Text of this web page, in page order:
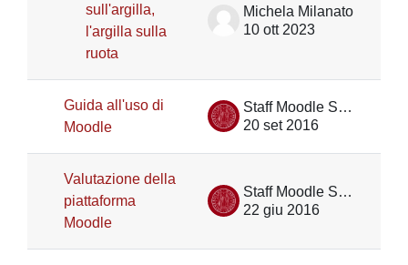
sull'argilla,
l'argilla sulla
ruota
Michela Milanato
10 ott 2023
Guida all'uso di
Moodle
Staff Moodle Scienze umane
20 set 2016
Valutazione della
piattaforma
Moodle
Staff Moodle Scienze umane
22 giu 2016